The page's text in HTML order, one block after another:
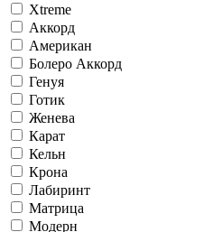
Xtreme
Аккорд
Американ
Болеро Аккорд
Генуя
Готик
Женева
Карат
Кельн
Крона
Лабиринт
Матрица
Модерн